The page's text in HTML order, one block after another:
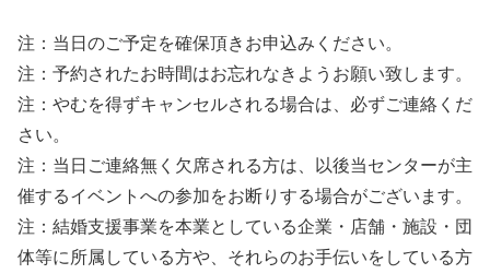
注：当日のご予定を確保頂きお申込みください。
注：予約されたお時間はお忘れなきようお願い致します。
注：やむを得ずキャンセルされる場合は、必ずご連絡くだ
さい。
注：当日ご連絡無く欠席される方は、以後当センターが主
催するイベントへの参加をお断りする場合がございます。
注：結婚支援事業を本業としている企業・店舗・施設・団
体等に所属している方や、それらのお手伝いをしている方